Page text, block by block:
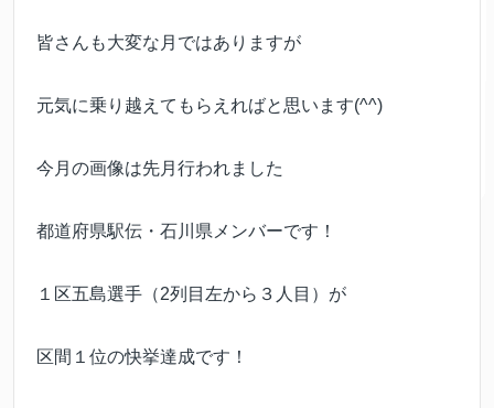
皆さんも大変な月ではありますが
元気に乗り越えてもらえればと思います(^^)
今月の画像は先月行われました
都道府県駅伝・石川県メンバーです！
１区五島選手（2列目左から３人目）が
区間１位の快挙達成です！